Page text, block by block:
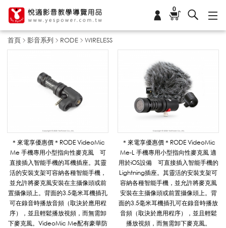
0
首頁 影音系列 RODE WIRELESS
R
E
L
＊來電享優惠價＊RODE VideoMic
Me 手機專用小型指向性麥克風 可
直接插入智能手機的耳機插座。其靈
活的安裝支架可容納各種智能手機，
並允許將麥克風安裝在主攝像頭或前
置攝像頭上。背面的3.5毫米耳機插孔
可在錄音時播放音頻（取決於應用程
序），並且輕鬆播放視頻，而無需卸
下麥克風。VideoMic Me配有豪華防
＊來電享優惠價＊RODE VideoMic
Me-L 手機專用小型指向性麥克風 適
用於iOS設備 可直接插入智能手機的
Lightning插座。其靈活的安裝支架可
容納各種智能手機，並允許將麥克風
安裝在主攝像頭或前置攝像頭上。背
面的3.5毫米耳機插孔可在錄音時播放
音頻（取決於應用程序），並且輕鬆
播放視頻，而無需卸下麥克風。